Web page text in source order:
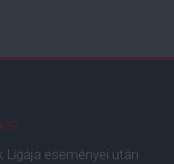
eseményei után